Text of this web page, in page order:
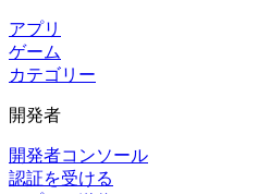
アプリ
ゲーム
カテゴリー
開発者
開発者コンソール
認証を受ける